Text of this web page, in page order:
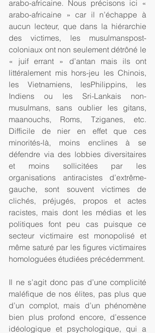
arabo-africaine. Nous précisons ici «
arabo-africaine » car il n’échappe à
aucun lecteur, que dans la hiérarchie
des victimes, les musulmanspost-
coloniaux ont non seulement détrôné le
« juif errant » d’antan mais ils ont
littéralement mis hors-jeu les Chinois,
les Vietnamiens, lesPhilippins, les
Indiens ou les Sri-Lankais non-
musulmans, sans oublier les gitans,
maanouchs, Roms, Tziganes, etc.
Difficile de nier en effet que ces
minorités-là, moins enclines à se
défendre via des lobbies diversitaires
et moins sollicitées par les
organisations antiracistes d’extrême-
gauche, sont souvent victimes de
clichés, préjugés, propos et actes
racistes, mais dont les médias et les
politiques font peu cas puisque ce
secteur victimaire est monopolisé et
même saturé par les figures victimaires
homologuées étudiées précédemment.
Il ne s’agit donc pas d’une complicité
maléfique de nos élites, pas plus que
d’un complot, mais d’un phénomène
bien plus profond encore, d’essence
idéologique et psychologique, qui a